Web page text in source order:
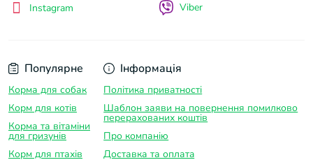
Популярне
Корма для собак
Корм для котів
Корма та вітаміни
для гризунів
Корм для птахів
Інформація
Політика приватності
Шаблон заяви на повернення помилково
перерахованих коштів
Про компанію
Доставка та оплатa
Instagram
Viber